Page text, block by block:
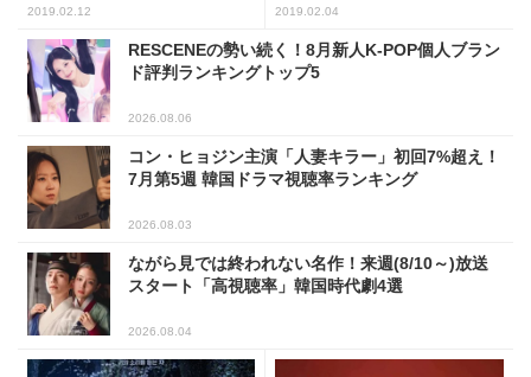
2019.02.12 2019.02.04
RESCENEの勢い続く！8月新人K-POP個人ブラン
ド評判ランキングトップ5
2026.08.06
コン・ヒョジン主演「人妻キラー」初回7%超え！
7月第5週 韓国ドラマ視聴率ランキング
2026.08.03
ながら見では終われない名作！来週(8/10～)放送
スタート「高視聴率」韓国時代劇4選
2026.08.04